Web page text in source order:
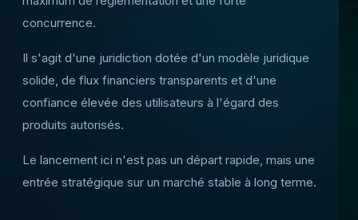
concurrence.
Il s'agit d'une juridiction dotée d'un modèle juridique
solide, de flux financiers transparents et d'une
confiance élevée des utilisateurs à l'égard des
produits autorisés.
Le lancement ici n'est pas un départ rapide, mais une
entrée stratégique sur un marché stable à long terme.